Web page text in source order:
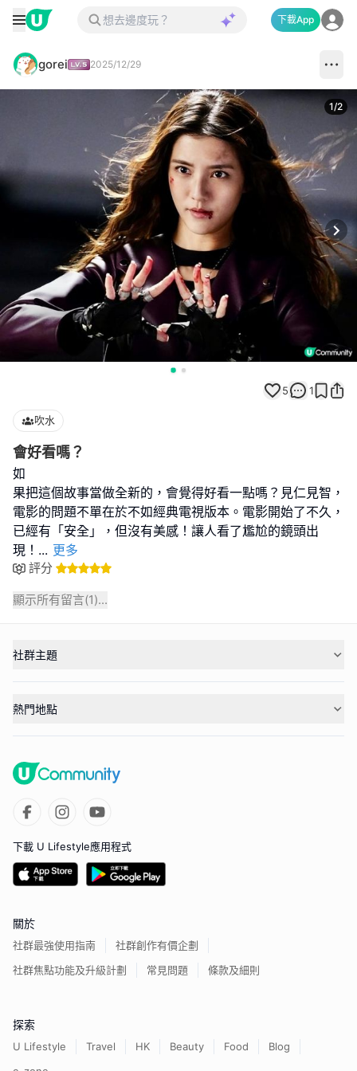
下載App
gorei 2025/12/29
1/2
5 1
吹水
會好看嗎？
如
果把這個故事當做全新的，會覺得好看一點嗎？見仁見智，
電影的問題不單在於不如經典電視版本。電影開始了不久，
已經有「安全」，但沒有美感！讓人看了尷尬的鏡頭出
現！ ... 更多
評分
顯示所有留言(1)...
社群主題
熱門地點
下載 U Lifestyle應用程式
關於
社群最強使用指南
社群創作有價企劃
社群焦點功能及升級計劃
常見問題 條款及細則
探索
U Lifestyle Travel HK Beauty Food
Blog